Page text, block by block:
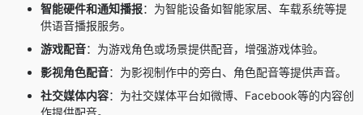
智能硬件和通知播报：为智能设备如智能家居、车载系统等提
供语音播报服务。
游戏配音：为游戏角色或场景提供配音，增强游戏体验。
影视角色配音：为影视制作中的旁白、角色配音等提供声音。
社交媒体内容：为社交媒体平台如微博、Facebook等的内容创
作提供配音。